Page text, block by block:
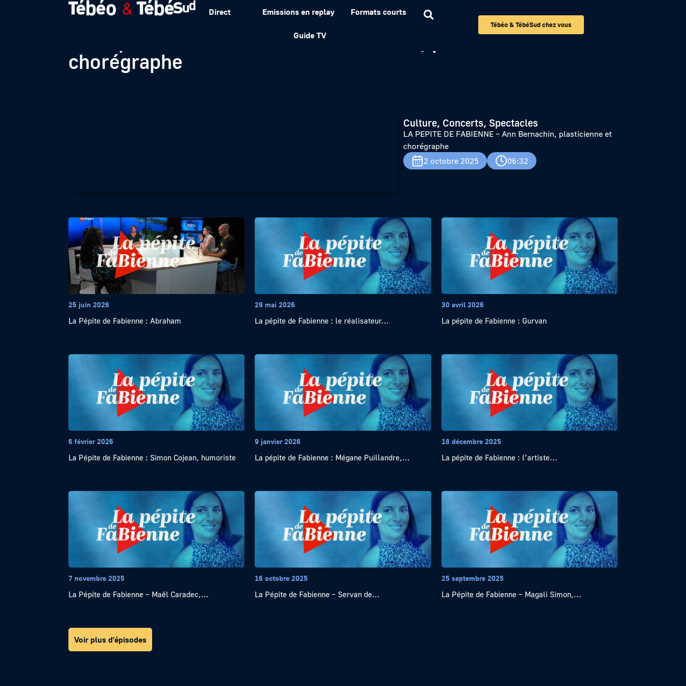
Direct Emissions en replay Formats courts
Guide TV
Tébéo & TébéSud chez vous
La Pépite de Fabienne – Ann Bernachin, plasticienne et
chorégraphe
Culture, Concerts, Spectacles
LA PEPITE DE FABIENNE – Ann Bernachin, plasticienne et
chorégraphe
2 octobre 2025
06:32
25 juin 2026
La Pépite de Fabienne : Abraham
29 mai 2026
La pépite de Fabienne : le réalisateur...
30 avril 2026
La pépite de Fabienne : Gurvan
6 février 2026
La Pépite de Fabienne : Simon Cojean, humoriste
9 janvier 2026
La pépite de Fabienne : Mégane Puillandre,...
18 décembre 2025
La pépite de Fabienne : l’artiste...
7 novembre 2025
La Pépite de Fabienne – Maël Caradec,...
16 octobre 2025
La Pépite de Fabienne – Servan de...
25 septembre 2025
La Pépite de Fabienne – Magali Simon,...
Voir plus d'épisodes